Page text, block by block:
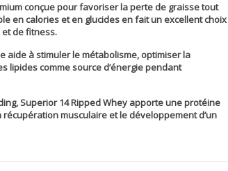
conçue pour favoriser la perte de graisse tout
en calories et en glucides en fait un excellent choix
de fitness.
aide à stimuler le métabolisme, optimiser la
lipides comme source d’énergie pendant
Superior 14 Ripped Whey apporte une protéine
musculaire et le développement d’un